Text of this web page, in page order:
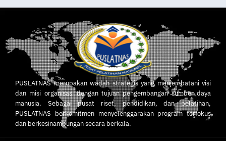
PUSLATNAS merupakan wadah strategis yang menjembatani visi
dan misi organisasi dengan tujuan pengembangan sumber daya
manusia. Sebagai pusat riset, pendidikan, dan pelatihan,
PUSLATNAS berkomitmen menyelenggarakan program terfokus
dan berkesinambungan secara berkala.